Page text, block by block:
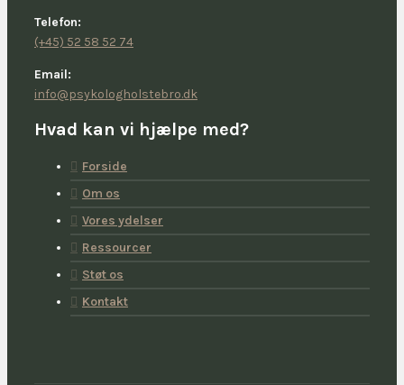
Telefon:
(+45) 52 58 52 74
Email:
info@psykologholstebro.dk
Hvad kan vi hjælpe med?
Forside
Om os
Vores ydelser
Ressourcer
Støt os
Kontakt